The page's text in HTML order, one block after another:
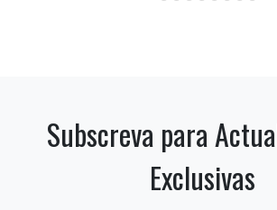
Subscreva para
Exclusivas